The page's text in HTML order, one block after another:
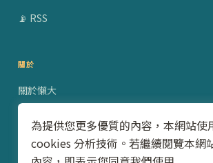
📡 RSS
關於
關於懶大
隱私權政策
為提供您更多優質的內容，本網站使
cookies 分析技術。若繼續閱覽本網